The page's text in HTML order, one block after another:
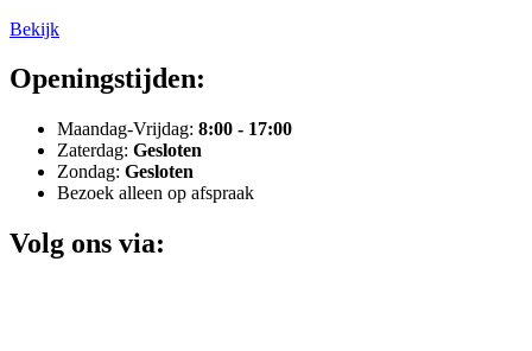
Bekijk
Openingstijden:
Maandag-Vrijdag: 8:00 - 17:00
Zaterdag: Gesloten
Zondag: Gesloten
Bezoek alleen op afspraak
Volg ons via: